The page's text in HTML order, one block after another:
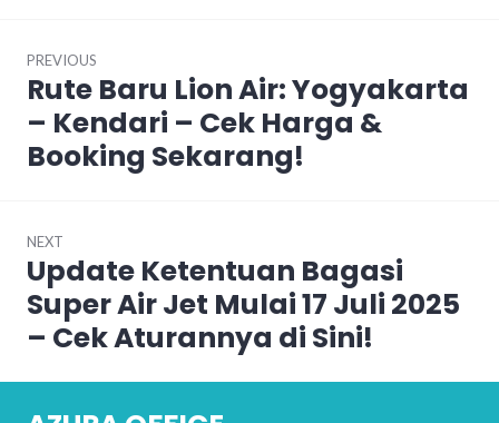
navigation
PREVIOUS
Previous
post:
Rute Baru Lion Air: Yogyakarta
– Kendari – Cek Harga &
Booking Sekarang!
NEXT
Next
post:
Update Ketentuan Bagasi
Super Air Jet Mulai 17 Juli 2025
– Cek Aturannya di Sini!